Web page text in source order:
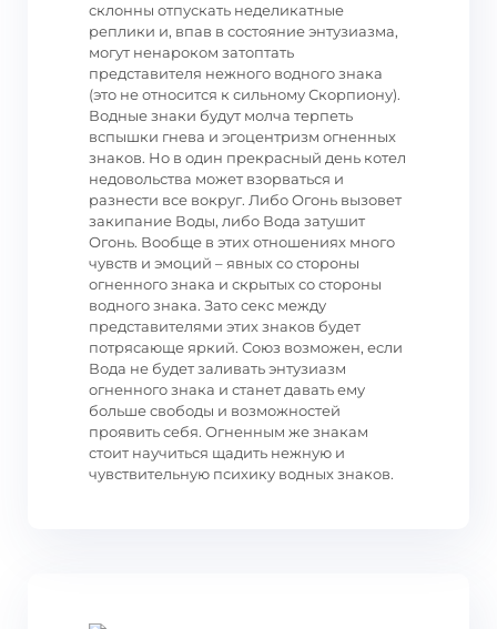
склонны отпускать неделикатные
реплики и, впав в состояние энтузиазма,
могут ненароком затоптать
представителя нежного водного знака
(это не относится к сильному Скорпиону).
Водные знаки будут молча терпеть
вспышки гнева и эгоцентризм огненных
знаков. Но в один прекрасный день котел
недовольства может взорваться и
разнести все вокруг. Либо Огонь вызовет
закипание Воды, либо Вода затушит
Огонь. Вообще в этих отношениях много
чувств и эмоций – явных со стороны
огненного знака и скрытых со стороны
водного знака. Зато секс между
представителями этих знаков будет
потрясающе яркий. Союз возможен, если
Вода не будет заливать энтузиазм
огненного знака и станет давать ему
больше свободы и возможностей
проявить себя. Огненным же знакам
стоит научиться щадить нежную и
чувствительную психику водных знаков.